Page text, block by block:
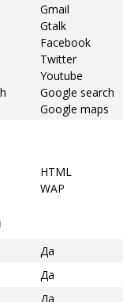
Gmail
Gtalk
Facebook
Twitter
Youtube
Google search
Google maps
HTML
WAP
Да
Да
Да